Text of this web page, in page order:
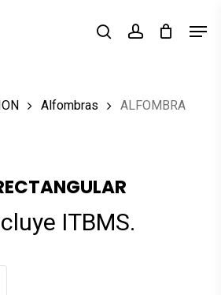
searchaccount
Alfombras
ALFOMBRA
ITBMS.